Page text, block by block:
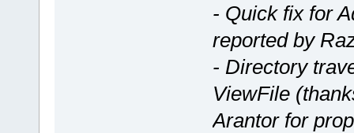
- Quick fix for
reported by
- Directory
ViewFile
Arantor for